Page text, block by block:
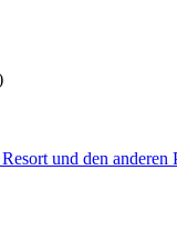
und den anderen